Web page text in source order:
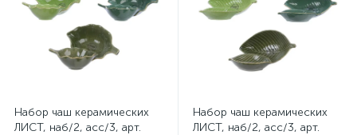
Набор чаш керамических
ЛИСТ, наб/2, асс/3, арт.
Набор чаш керамических
ЛИСТ, наб/2, асс/3, арт.